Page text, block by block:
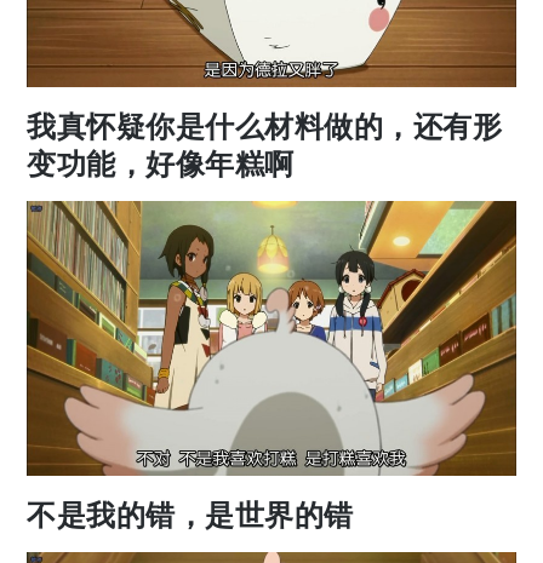
我真怀疑你是什么材料做的，还有形
变功能，好像年糕啊
不是我的错，是世界的错